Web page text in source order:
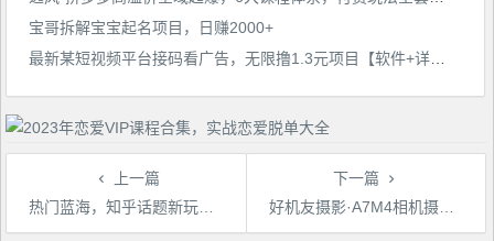
宝哥拆解宝宝起名项目，日赚2000+
上一篇
热门蓝海，知乎话题新玩法，每天30分钟无脑搬运，轻松日入500+【揭秘】
下一篇
好机友摄影·A7M4相机摄影+后期+视频拍摄+后期 ​快速玩转相机，掌握摄影前期与后期